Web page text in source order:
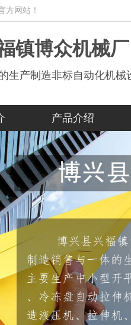
方网站！
镇博众机械厂
生产制造非标自动化机械
产品介绍